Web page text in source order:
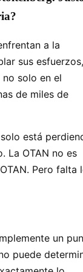
a la
sus esfuerzos,
solo en el
de miles de
está
La OTAN no es
Pero falta
un
puede